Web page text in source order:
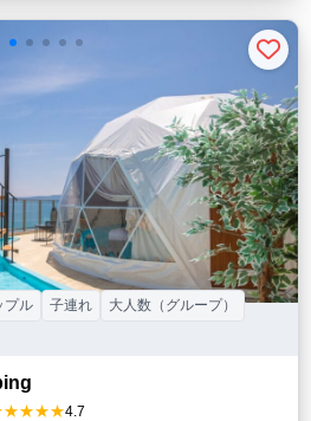
4.7
プル 子連れ 大人数（グループ）